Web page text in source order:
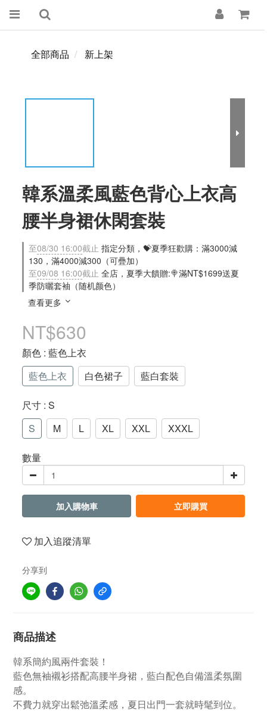
全部商品 新上架
韓系溫柔風藍色背心上衣高
腰半身裙休閑套裝
至08/30 16:00截止 指定分類，💝夏季狂歡購：滿3000減
130，滿4000減300（可疊加）
至09/08 16:00截止 全店，夏季大饋贈:🍭滿NT$1699送夏
季防曬套袖（随机颜色）
查看更多
NT$630
顏色 : 藍色上衣
藍色上衣
白色裙子 藍白套裝
尺寸 : S
S
M L XL XXL XXXL
數量
加入購物車 立即購買
加入追蹤清單
分享到
商品描述
韓系簡約風兩件套裝！
藍色無袖襯衫搭配高腰半身裙，藍白配色自備溫柔氛圍
感。
不費力就穿出鬆弛溫柔感，夏日出門一套就時髦到位。